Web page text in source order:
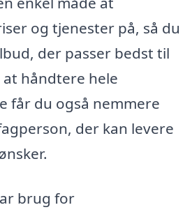
og tjenester på, så du
der passer bedst til
at håndtere hele
får du også nemmere
der kan levere
brug for